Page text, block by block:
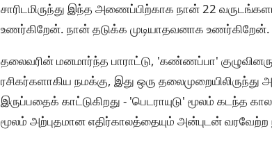
சாரிடமிருந்து இந்த அணைப்பிற்காக நான் 22
உணர்கிறேன். நான் தடுக்க முடியாதவனாக
தலைவரின் மனமார்ந்த பாராட்டு, 'கண்ணப்பா'
ரசிகர்களாகிய நமக்கு, இது ஒரு
இருப்பதைக் காட்டுகிறது - 'பெடராயுடு' மூலம்
மூலம் அற்புதமான எதிர்காலத்தையும் அன்புடன்